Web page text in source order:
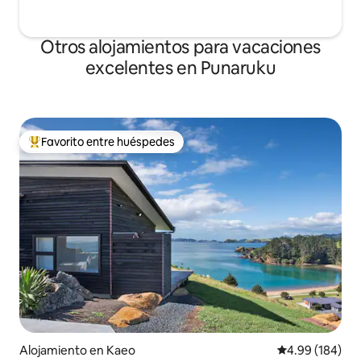
Otros alojamientos para vacaciones
excelentes en Punaruku
Favorito entre huéspedes preferido
Favorito entre huéspedes
Alojamiento en Kaeo Calificación
4.99 (184)